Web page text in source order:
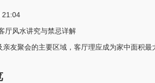
21:04
厅风水讲究与禁忌详解
友聚会的主要区域，客厅理应成为家中面积